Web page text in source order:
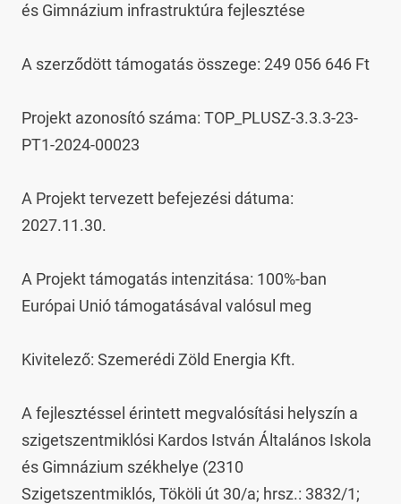
és Gimnázium infrastruktúra fejlesztése
A szerződött támogatás összege: 249 056 646 Ft
Projekt azonosító száma: TOP_PLUSZ-3.3.3-23-
PT1-2024-00023
A Projekt tervezett befejezési dátuma:
2027.11.30.
A Projekt támogatás intenzitása: 100%-ban
Európai Unió támogatásával valósul meg
Kivitelező: Szemerédi Zöld Energia Kft.
A fejlesztéssel érintett megvalósítási helyszín a
szigetszentmiklósi Kardos István Általános Iskola
és Gimnázium székhelye (2310
Szigetszentmiklós, Tököli út 30/a; hrsz.: 3832/1;